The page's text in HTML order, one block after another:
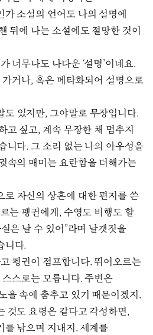
소설의 언어도 나의 설명에
뒤에 나는 소설에도 절망한 것이
너무나도 나다운 ‘설명’이네요.
거나, 혹은 메타화되어 설명으로
도 있지만, 그야말로 무장입니다.
고 싶고, 계속 무장한 채 멈추지
니다. 그 소리 없는 나의 아우성을
속의 매미는 요란함을 더해가는
로 자신의 상흔에 대한 편지를 쓴
는 펭귄에게, 수영도 비행도 할
은 날 수 있어”라며 날갯짓을
니다.
펭귄이 점프합니다. 뛰어오르는
스로는 모릅니다. 주변은
을 속에 춤추고 있기 때문이겠지.
것도 요령은 같다고 각성하면,
를 낚으며 지내지. 세계를